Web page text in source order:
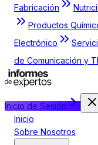
Fabricación
Productos
Electrónico
de Comunicación y TI
Inicio de Sesión
Inicio
Sobre Nosotros